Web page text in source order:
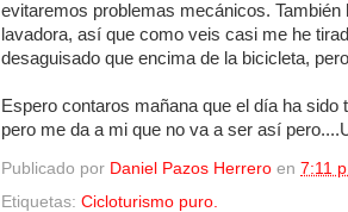
evitaremos problemas mecánicos. También
lavadora, así que como veis casi me he
desaguisado que encima de la bicicleta,
Espero contaros mañana que el día ha sido
pero me da a mi que no va a ser así
Publicado por Daniel Pazos Herrero en 7:11
Etiquetas: Cicloturismo puro.